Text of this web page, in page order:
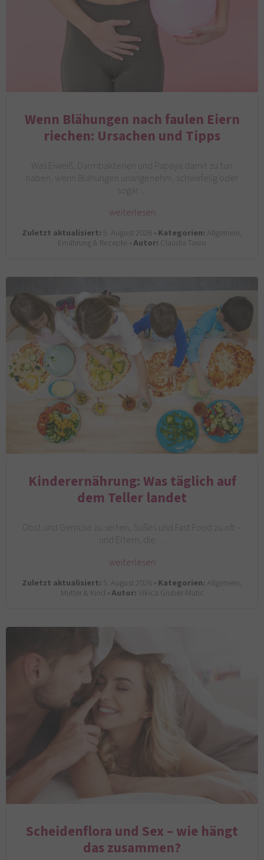
Wenn Blähungen nach faulen Eiern
riechen: Ursachen und Tipps
Was Eiweiß, Darmbakterien und Papaya damit zu tun
haben, wenn Blähungen unangenehm, schwefelig oder
sogar…
weiterlesen
Zuletzt aktualisiert: 5. August 2026 •Kategorien: Allgemein,
Ernährung & Rezepte •Autor: Claudia Tawo
Kinderernährung: Was täglich auf
dem Teller landet
Obst und Gemüse zu selten, Süßes und Fast Food zu oft –
und Eltern, die…
weiterlesen
Zuletzt aktualisiert: 5. August 2026 •Kategorien: Allgemein,
Mutter & Kind •Autor:Vikica Gruber-Matic
Scheidenflora und Sex – wie hängt
das zusammen?